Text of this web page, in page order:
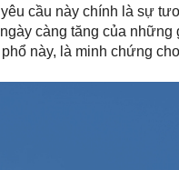
cầu này chính là sự
càng tăng của những
này, là minh chứng